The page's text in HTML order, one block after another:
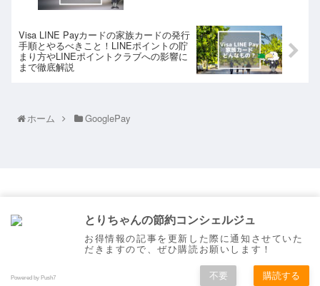
Visa LINE Payカードの家族カードの発行
手順とやるべきこと！LINEポイントの貯
まり方やLINEポイントクラブへの影響に
まで徹底解説
ホーム GooglePay
プロフィール
プライバシーポリシー
お問い合わせ
© 2020 とりちゃんの節約コンシェルジュ.
ホーム サイドバー
とりちゃんの節約コンシェルジュ
お得情報の記事を更新した際に通知させていた
だきますので、ぜひ購読お願いします！
Powered by Push7 不要 購読する